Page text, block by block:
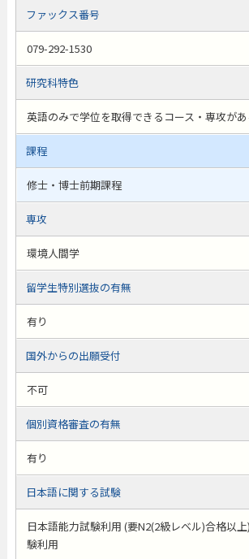
ファックス番号
079-292-1530
研究科特色
英語のみで学位を取得できるコース・専攻があ
課程
修士・博士前期課程
専攻
環境人間学
留学生特別選抜の有無
有り
国外からの出願受付
不可
個別資格審査の有無
有り
日本語に関する試験
日本語能力試験利用 (要N2(2級レベル)合格以
験利用